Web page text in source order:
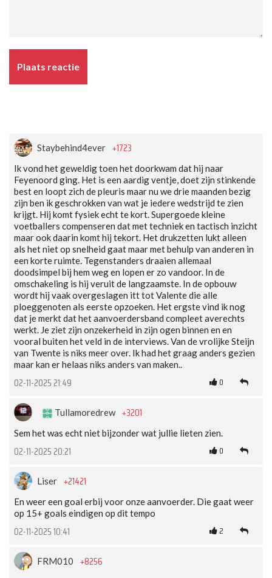
Plaats reactie
Staybehind4ever +1723
Ik vond het geweldig toen het doorkwam dat hij naar
Feyenoord ging. Het is een aardig ventje, doet zijn stinkende
best en loopt zich de pleuris maar nu we drie maanden bezig
zijn ben ik geschrokken van wat je iedere wedstrijd te zien
krijgt. Hij komt fysiek echt te kort. Supergoede kleine
voetballers compenseren dat met techniek en tactisch inzicht
maar ook daarin komt hij tekort. Het drukzetten lukt alleen
als het niet op snelheid gaat maar met behulp van anderen in
een korte ruimte. Tegenstanders draaien allemaal
doodsimpel bij hem weg en lopen er zo vandoor. In de
omschakeling is hij veruit de langzaamste. In de opbouw
wordt hij vaak overgeslagen itt tot Valente die alle
ploeggenoten als eerste opzoeken. Het ergste vind ik nog
dat je merkt dat het aanvoerdersband compleet averechts
werkt. Je ziet zijn onzekerheid in zijn ogen binnen en en
vooral buiten het veld in de interviews. Van de vrolijke Steijn
van Twente is niks meer over. Ik had het graag anders gezien
maar kan er helaas niks anders van maken..
02-11-2025 21:49 0
Tullamoredrew +3201
Sem het was echt niet bijzonder wat jullie lieten zien.
02-11-2025 20:21 0
Liser +21421
En weer een goal erbij voor onze aanvoerder. Die gaat weer
op 15+ goals eindigen op dit tempo
02-11-2025 10:41 2
FRM010 +8256